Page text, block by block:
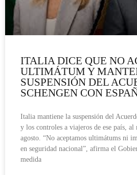
ITALIA DICE QUE NO
ULTIMÁTUM Y
SUSPENSIÓN DEL
SCHENGEN CON
Italia mantiene la suspensión del
y los controles a viajeros de ese país, al
agosto. “No aceptamos ultimátums ni
en seguridad nacional”, afirma el
medida